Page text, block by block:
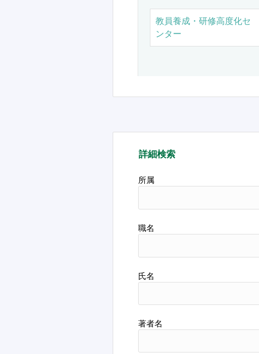
教員養成・研修高度化セ
ンター
詳細検索
所属
職名
氏名
著者名